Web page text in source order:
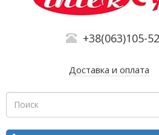
+38(063)105-
Доставка и оплата